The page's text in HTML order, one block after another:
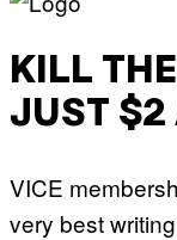
KILL
JUST $2
VICE
very best